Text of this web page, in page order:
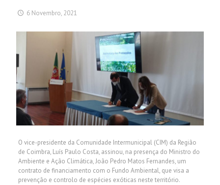
6 Novembro, 2021
O vice-presidente da Comunidade Intermunicipal (CIM) da Região
de Coimbra, Luís Paulo Costa, assinou, na presença do Ministro do
Ambiente e Ação Climática, João Pedro Matos Fernandes, um
contrato de financiamento com o Fundo Ambiental, que visa a
prevenção e controlo de espécies exóticas neste território.